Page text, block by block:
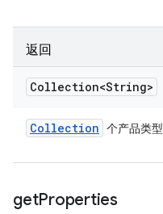
返回
Collection<String>
Collection 个产品类型
getProperties